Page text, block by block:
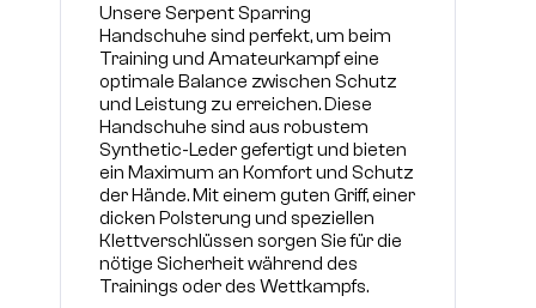
Unsere Serpent Sparring
Handschuhe sind perfekt, um beim
Training und Amateurkampf eine
optimale Balance zwischen Schutz
und Leistung zu erreichen. Diese
Handschuhe sind aus robustem
Synthetic-Leder gefertigt und bieten
ein Maximum an Komfort und Schutz
der Hände. Mit einem guten Griff, einer
dicken Polsterung und speziellen
Klettverschlüssen sorgen Sie für die
nötige Sicherheit während des
Trainings oder des Wettkampfs.